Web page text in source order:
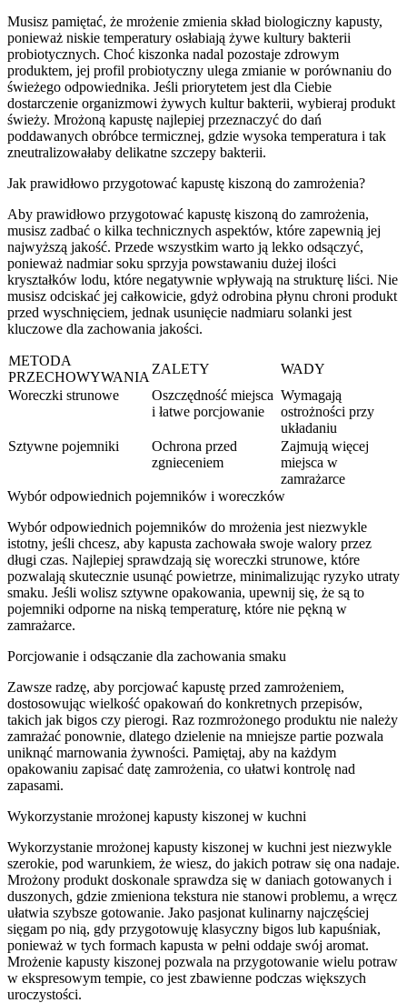
Musisz pamiętać, że mrożenie zmienia skład biologiczny kapusty,
ponieważ niskie temperatury osłabiają żywe kultury bakterii
probiotycznych. Choć kiszonka nadal pozostaje zdrowym
produktem, jej profil probiotyczny ulega zmianie w porównaniu do
świeżego odpowiednika. Jeśli priorytetem jest dla Ciebie
dostarczenie organizmowi żywych kultur bakterii, wybieraj produkt
świeży. Mrożoną kapustę najlepiej przeznaczyć do dań
poddawanych obróbce termicznej, gdzie wysoka temperatura i tak
zneutralizowałaby delikatne szczepy bakterii.
Jak prawidłowo przygotować kapustę kiszoną do zamrożenia?
Aby prawidłowo przygotować kapustę kiszoną do zamrożenia,
musisz zadbać o kilka technicznych aspektów, które zapewnią jej
najwyższą jakość. Przede wszystkim warto ją lekko odsączyć,
ponieważ nadmiar soku sprzyja powstawaniu dużej ilości
kryształków lodu, które negatywnie wpływają na strukturę liści. Nie
musisz odciskać jej całkowicie, gdyż odrobina płynu chroni produkt
przed wyschnięciem, jednak usunięcie nadmiaru solanki jest
kluczowe dla zachowania jakości.
METODA
PRZECHOWYWANIA
ZALETY
WADY
Woreczki strunowe
Oszczędność miejsca
i łatwe porcjowanie
Wymagają
ostrożności przy
układaniu
Sztywne pojemniki
Ochrona przed
zgnieceniem
Zajmują więcej
miejsca w
zamrażarce
Wybór odpowiednich pojemników i woreczków
Wybór odpowiednich pojemników do mrożenia jest niezwykle
istotny, jeśli chcesz, aby kapusta zachowała swoje walory przez
długi czas. Najlepiej sprawdzają się woreczki strunowe, które
pozwalają skutecznie usunąć powietrze, minimalizując ryzyko utraty
smaku. Jeśli wolisz sztywne opakowania, upewnij się, że są to
pojemniki odporne na niską temperaturę, które nie pękną w
zamrażarce.
Porcjowanie i odsączanie dla zachowania smaku
Zawsze radzę, aby porcjować kapustę przed zamrożeniem,
dostosowując wielkość opakowań do konkretnych przepisów,
takich jak bigos czy pierogi. Raz rozmrożonego produktu nie należy
zamrażać ponownie, dlatego dzielenie na mniejsze partie pozwala
uniknąć marnowania żywności. Pamiętaj, aby na każdym
opakowaniu zapisać datę zamrożenia, co ułatwi kontrolę nad
zapasami.
Wykorzystanie mrożonej kapusty kiszonej w kuchni
Wykorzystanie mrożonej kapusty kiszonej w kuchni jest niezwykle
szerokie, pod warunkiem, że wiesz, do jakich potraw się ona nadaje.
Mrożony produkt doskonale sprawdza się w daniach gotowanych i
duszonych, gdzie zmieniona tekstura nie stanowi problemu, a wręcz
ułatwia szybsze gotowanie. Jako pasjonat kulinarny najczęściej
sięgam po nią, gdy przygotowuję klasyczny bigos lub kapuśniak,
ponieważ w tych formach kapusta w pełni oddaje swój aromat.
Mrożenie kapusty kiszonej pozwala na przygotowanie wielu potraw
w ekspresowym tempie, co jest zbawienne podczas większych
uroczystości.